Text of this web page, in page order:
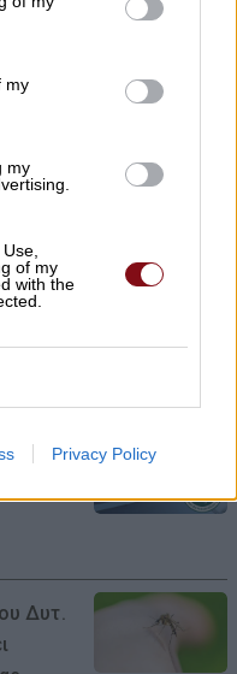
my
my
of my
with the
Privacy Policy
τις
Δυτ.